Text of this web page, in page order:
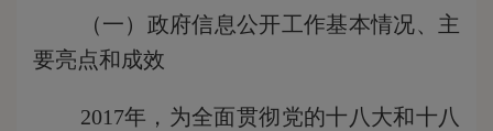
（一） 政府信息公开工作基本情况、主
要亮点和成效
2017年，为全面贯彻党的十八大和十八